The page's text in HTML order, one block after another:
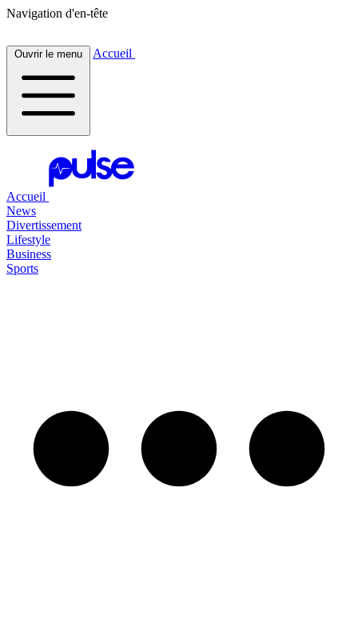
Navigation d'en-tête
Ouvrir le menu Accueil
Accueil
News
Divertissement
Lifestyle
Business
Sports